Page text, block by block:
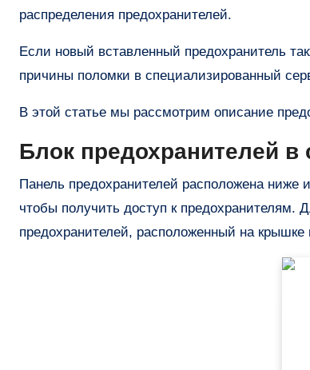
распределения предохранителей.
Если новый вставленный предохранитель
причины поломки в специализированный
В этой статье мы рассмотрим описание
Блок предохранителей в
Панель предохранителей расположена ниже
чтобы получить доступ к предохранителям.
предохранителей, расположенный на крышке